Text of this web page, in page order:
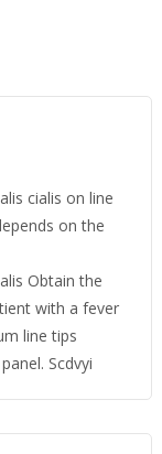
cialis on line
on the
Obtain the
with a fever
line tips
Scdvyi